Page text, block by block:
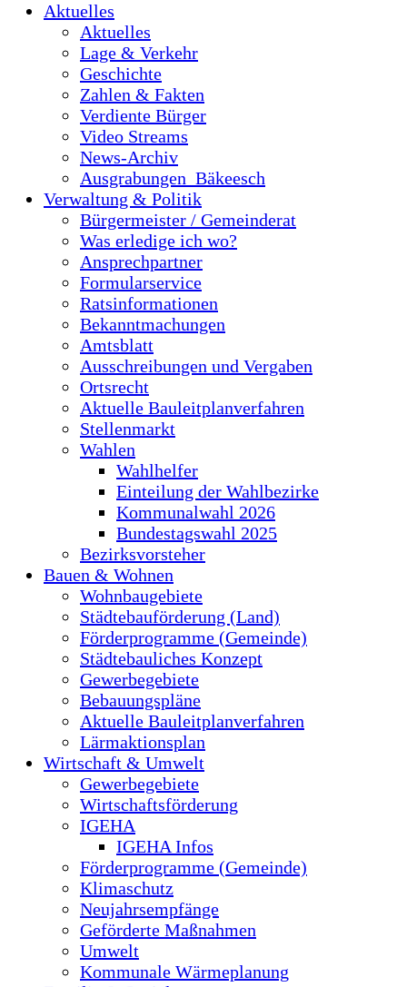
Aktuelles
Aktuelles
Lage & Verkehr
Geschichte
Zahlen & Fakten
Verdiente Bürger
Video Streams
News-Archiv
Ausgrabungen_Bäkeesch
Verwaltung & Politik
Bürgermeister / Gemeinderat
Was erledige ich wo?
Ansprechpartner
Formularservice
Ratsinformationen
Bekanntmachungen
Amtsblatt
Ausschreibungen und Vergaben
Ortsrecht
Aktuelle Bauleitplanverfahren
Stellenmarkt
Wahlen
Wahlhelfer
Einteilung der Wahlbezirke
Kommunalwahl 2026
Bundestagswahl 2025
Bezirksvorsteher
Bauen & Wohnen
Wohnbaugebiete
Städtebauförderung (Land)
Förderprogramme (Gemeinde)
Städtebauliches Konzept
Gewerbegebiete
Bebauungspläne
Aktuelle Bauleitplanverfahren
Lärmaktionsplan
Wirtschaft & Umwelt
Gewerbegebiete
Wirtschaftsförderung
IGEHA
IGEHA Infos
Förderprogramme (Gemeinde)
Klimaschutz
Neujahrsempfänge
Geförderte Maßnahmen
Umwelt
Kommunale Wärmeplanung